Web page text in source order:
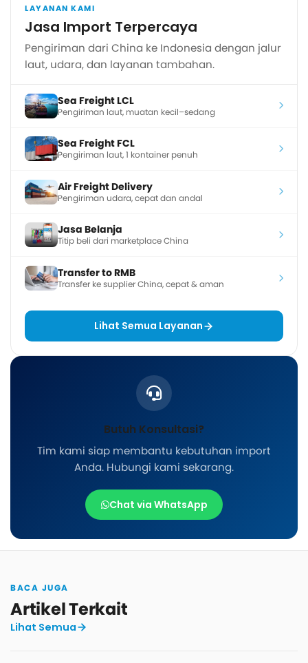
LAYANAN KAMI
Jasa Import Terpercaya
Pengiriman dari China ke Indonesia dengan jalur
laut, udara, dan layanan tambahan.
Sea Freight LCL
Pengiriman laut, muatan kecil–sedang
Sea Freight FCL
Pengiriman laut, 1 kontainer penuh
Air Freight Delivery
Pengiriman udara, cepat dan andal
Jasa Belanja
Titip beli dari marketplace China
Transfer to RMB
Transfer ke supplier China, cepat & aman
Lihat Semua Layanan
Butuh Konsultasi?
Tim kami siap membantu kebutuhan import
Anda. Hubungi kami sekarang.
Chat via WhatsApp
BACA JUGA
Artikel Terkait
Lihat Semua